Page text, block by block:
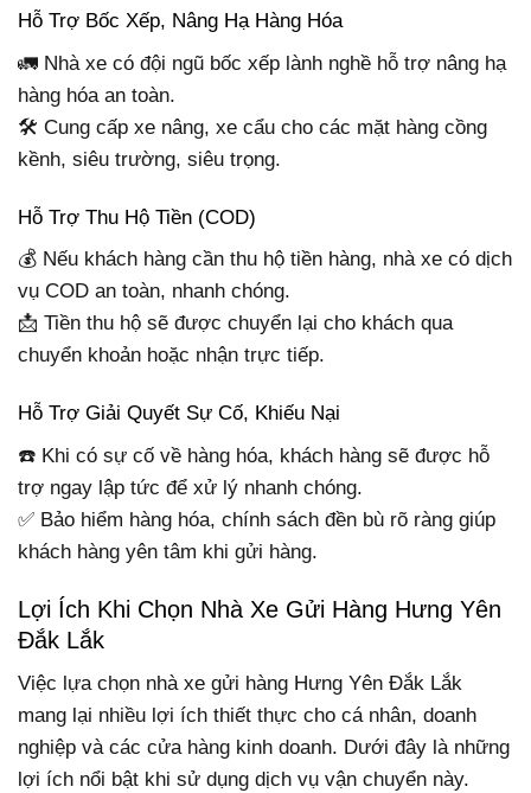
Hỗ Trợ Bốc Xếp, Nâng Hạ Hàng Hóa
🚛 Nhà xe có đội ngũ bốc xếp lành nghề hỗ trợ nâng hạ
hàng hóa an toàn.
🛠️ Cung cấp xe nâng, xe cẩu cho các mặt hàng cồng
kềnh, siêu trường, siêu trọng.
Hỗ Trợ Thu Hộ Tiền (COD)
💰 Nếu khách hàng cần thu hộ tiền hàng, nhà xe có dịch
vụ COD an toàn, nhanh chóng.
📩 Tiền thu hộ sẽ được chuyển lại cho khách qua
chuyển khoản hoặc nhận trực tiếp.
Hỗ Trợ Giải Quyết Sự Cố, Khiếu Nại
☎️ Khi có sự cố về hàng hóa, khách hàng sẽ được hỗ
trợ ngay lập tức để xử lý nhanh chóng.
✅ Bảo hiểm hàng hóa, chính sách đền bù rõ ràng giúp
khách hàng yên tâm khi gửi hàng.
Lợi Ích Khi Chọn Nhà Xe Gửi Hàng Hưng Yên
Đắk Lắk
Việc lựa chọn nhà xe gửi hàng Hưng Yên Đắk Lắk
mang lại nhiều lợi ích thiết thực cho cá nhân, doanh
nghiệp và các cửa hàng kinh doanh. Dưới đây là những
lợi ích nổi bật khi sử dụng dịch vụ vận chuyển này.